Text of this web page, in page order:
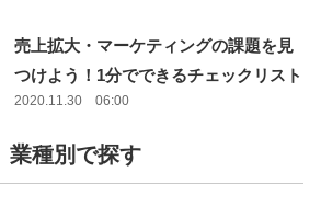
売上拡大・マーケティングの課題を見
つけよう！1分でできるチェックリスト
2020.11.30 06:00
業種別で探す